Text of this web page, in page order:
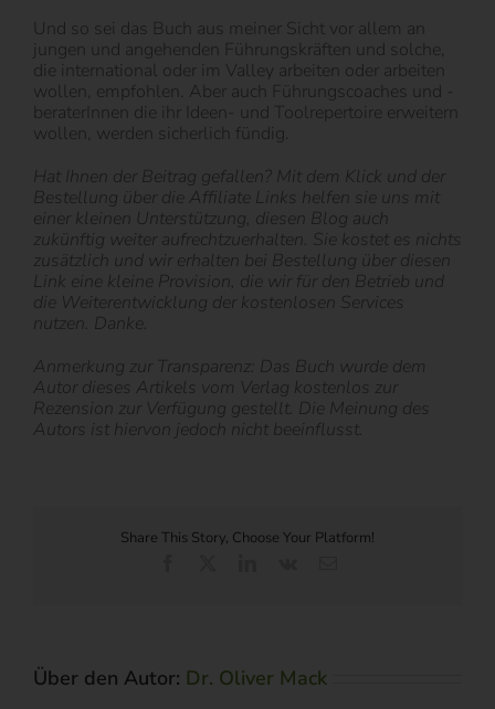
Und so sei das Buch aus meiner Sicht vor allem an
jungen und angehenden Führungskräften und solche,
die international oder im Valley arbeiten oder arbeiten
wollen, empfohlen. Aber auch Führungscoaches und -
beraterInnen die ihr Ideen- und Toolrepertoire erweitern
wollen, werden sicherlich fündig.
Hat Ihnen der Beitrag gefallen? Mit dem Klick und der
Bestellung über die Affiliate Links helfen sie uns mit
einer kleinen Unterstützung, diesen Blog auch
zukünftig weiter aufrechtzuerhalten. Sie kostet es nichts
zusätzlich und wir erhalten bei Bestellung über diesen
Link eine kleine Provision, die wir für den Betrieb und
die Weiterentwicklung der kostenlosen Services
nutzen. Danke.
Anmerkung zur Transparenz: Das Buch wurde dem
Autor dieses Artikels vom Verlag kostenlos zur
Rezension zur Verfügung gestellt. Die Meinung des
Autors ist hiervon jedoch nicht beeinflusst.
Share This Story, Choose Your Platform!
Über den Autor: Dr. Oliver Mack